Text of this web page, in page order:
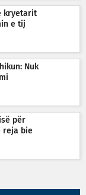
kryetarit
e tij
Nuk
për
reja bie